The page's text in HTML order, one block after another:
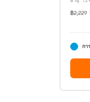
ลดราคา
฿2,229
กา